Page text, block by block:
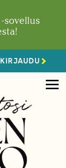
sovellus
KIRJAUDU